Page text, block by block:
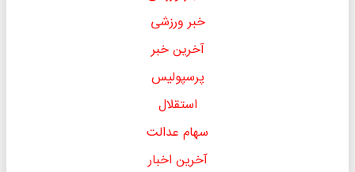
خبر ورزشی
آخرین خبر
پرسپولیس
استقلال
سهام عدالت
آخرین اخبار